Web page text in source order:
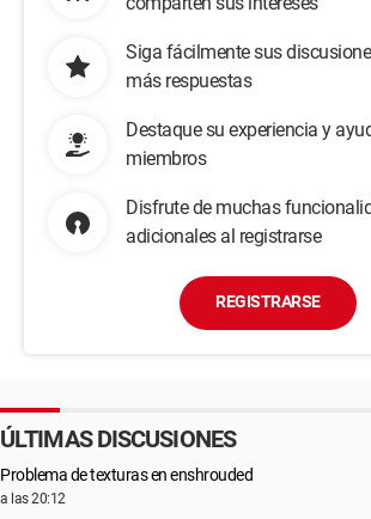
Siga fácilmente sus
más respuestas
Destaque su experiencia y
miembros
Disfrute de muchas
adicionales al registrarse
REGISTRARSE
ÚLTIMAS DISCUSIONES
Problema de texturas en enshrouded
a las 20:12